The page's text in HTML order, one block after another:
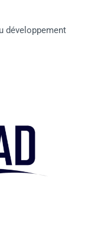
développement